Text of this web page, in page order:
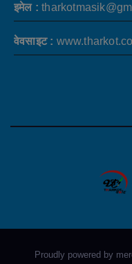
इमेल :
वेवसाइट :
Proudly powered by